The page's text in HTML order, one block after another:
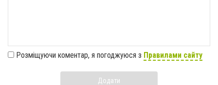
Розміщуючи коментар, я погоджуюся з Правилами сайту
Додати